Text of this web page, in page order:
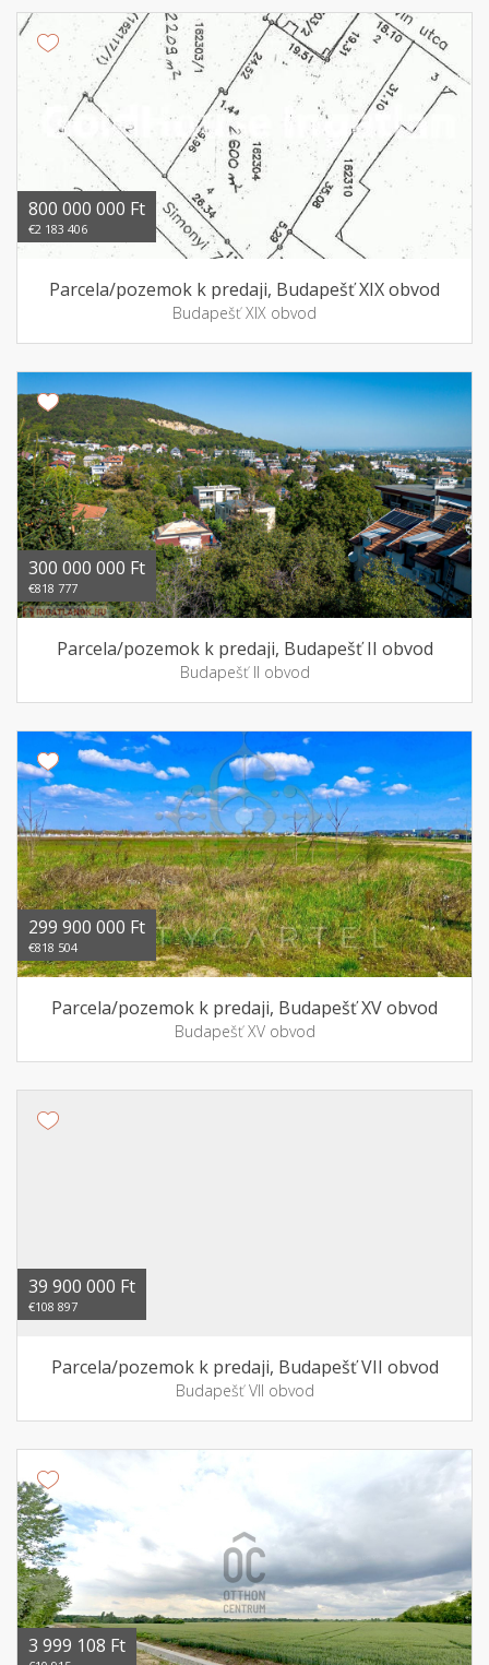
800 000 000 Ft
€2 183 406
Parcela/pozemok k predaji, Budapešť XIX obvod
Budapešť XIX obvod
300 000 000 Ft
€818 777
Parcela/pozemok k predaji, Budapešť II obvod
Budapešť II obvod
299 900 000 Ft
€818 504
Parcela/pozemok k predaji, Budapešť XV obvod
Budapešť XV obvod
39 900 000 Ft
€108 897
Parcela/pozemok k predaji, Budapešť VII obvod
Budapešť VII obvod
3 999 108 Ft